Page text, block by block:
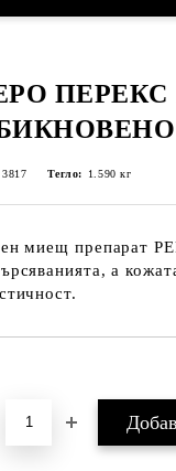
ПЕРЕКС
3817 Тегло: 1.590 кг
миещ препарат
а